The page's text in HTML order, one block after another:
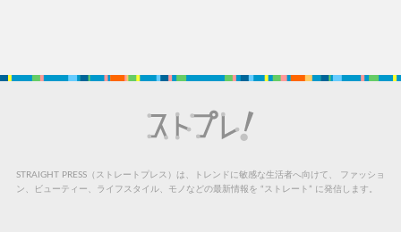
STRAIGHT PRESS（ストレートプレス）は、トレンドに敏感な生活者へ向けて、
ファッショ
ン、ビューティー、ライフスタイル、モノなどの最新情報を “ストレート” に発信します。